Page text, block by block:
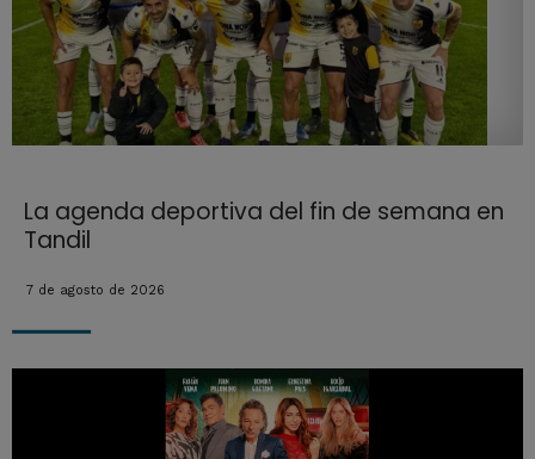
La agenda deportiva del fin de semana en
Tandil
7 de agosto de 2026